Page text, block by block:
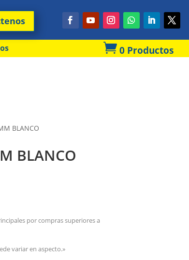
 0 Productos
BLANCO
BLANCO
por compras superiores a
variar en aspecto.»